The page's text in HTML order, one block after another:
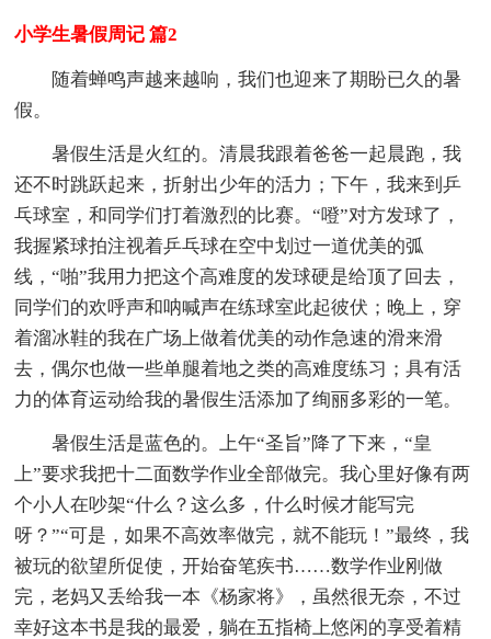
小学生暑假周记 篇2
随着蝉鸣声越来越响，我们也迎来了期盼已久的暑
假。
暑假生活是火红的。清晨我跟着爸爸一起晨跑，我
还不时跳跃起来，折射出少年的活力；下午，我来到乒
乓球室，和同学们打着激烈的比赛。“噔”对方发球了，
我握紧球拍注视着乒乓球在空中划过一道优美的弧
线，“啪”我用力把这个高难度的发球硬是给顶了回去，
同学们的欢呼声和呐喊声在练球室此起彼伏；晚上，穿
着溜冰鞋的我在广场上做着优美的动作急速的滑来滑
去，偶尔也做一些单腿着地之类的高难度练习；具有活
力的体育运动给我的暑假生活添加了绚丽多彩的一笔。
暑假生活是蓝色的。上午“圣旨”降了下来，“皇
上”要求我把十二面数学作业全部做完。我心里好像有两
个小人在吵架“什么？这么多，什么时候才能写完
呀？”“可是，如果不高效率做完，就不能玩！”最终，我
被玩的欲望所促使，开始奋笔疾书……数学作业刚做
完，老妈又丢给我一本《杨家将》，虽然很无奈，不过
幸好这本书是我的最爱，躺在五指椅上悠闲的享受着精